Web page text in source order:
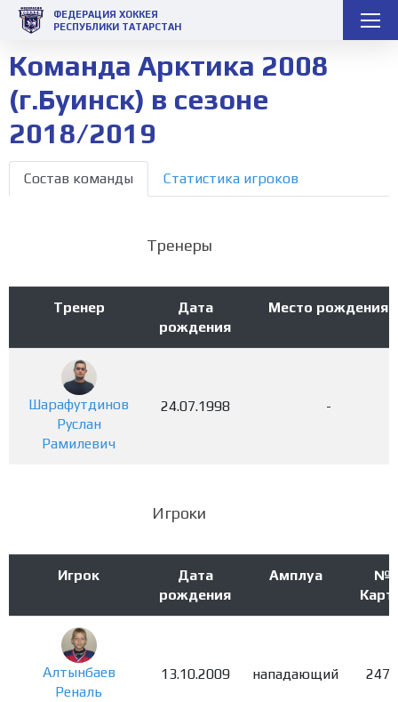
ФЕДЕРАЦИЯ ХОККЕЯ
РЕСПУБЛИКИ ТАТАРСТАН
Команда Арктика 2008
(г.Буинск) в сезоне
2018/2019
Состав команды Статистика игроков
Тренеры
Тренер
Дата
рождения
Место рождения
Шарафутдинов
Руслан
Рамилевич
24.07.1998 -
Игроки
Игрок
Дата
рождения
Амплуа
№
Алтынбаев
Реналь
13.10.2009 нападающий 2473